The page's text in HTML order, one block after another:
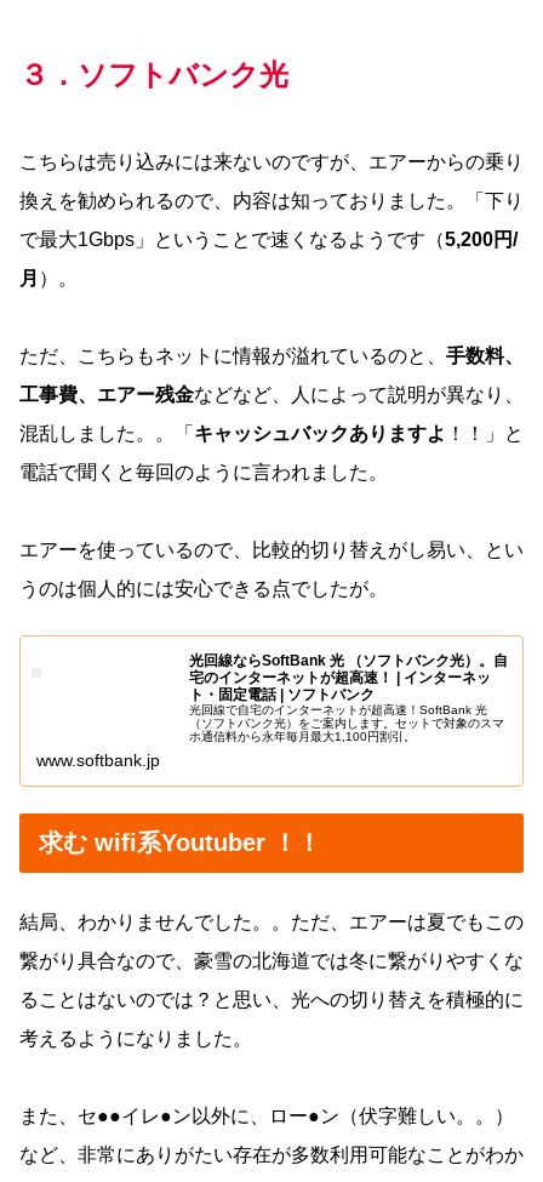
３．ソフトバンク光
こちらは売り込みには来ないのですが、エアーからの乗り
換えを勧められるので、内容は知っておりました。「下り
で最大1Gbps」ということで速くなるようです（5,200円/
月 ）。
ただ、こちらもネットに情報が溢れているのと、 手数料、
工事費、エアー残金などなど、人によって説明が異なり、
混乱しました。。「 キャッシュバックありますよ ！！」と
電話で聞くと毎回のように言われました。
エアーを使っているので、比較的切り替えがし易い、とい
うのは個人的には安心できる点でしたが。
光回線ならSoftBank 光 （ソフトバンク光）。自
宅のインターネットが超高速！ | インターネッ
ト・固定電話 | ソフトバンク
光回線で自宅のインターネットが超高速！SoftBank 光
（ソフトバンク光）をご案内します。セットで対象のスマ
ホ通信料から永年毎月最大1,100円割引。
www.softbank.jp
求む wifi系Youtuber ！！
結局、わかりませんでした。。ただ、エアーは夏でもこの
繋がり具合なので、豪雪の北海道では冬に繋がりやすくな
ることはないのでは？と思い、光への切り替えを積極的に
考えるようになりました。
また、セ●●イレ●ン以外に、ロー●ン（伏字難しい。。）
など、非常にありがたい存在が多数利用可能なことがわか